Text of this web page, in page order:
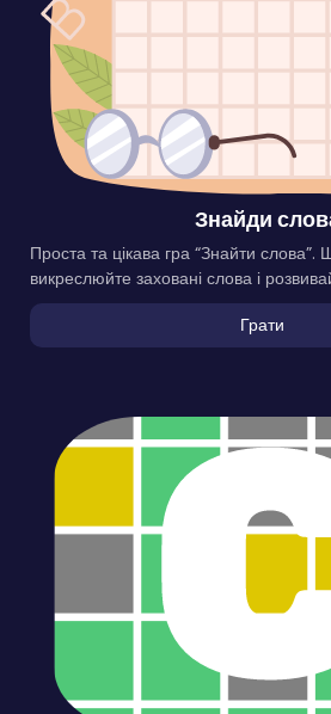
Знайди
Проста та цікава гра “Знайти слова”.
викреслюйте заховані слова і
Грати